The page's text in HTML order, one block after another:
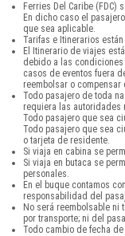
Ferries Del Caribe
En dicho caso el
que sea aplicable.
Tarifas e Itinerarios
El Itinerario de viajes
debido a las condiciones
casos de eventos fuera
reembolsar o
Todo pasajero de toda
requiera las autoridades
Todo pasajero que sea
Todo pasajero que sea
o tarjeta de residente.
Si viaja en cabina se
Si viaja en butaca se
personales.
En el buque contamos
responsabilidad del
No será reembolsable ni
por transporte; ni del
Todo cambio de fecha